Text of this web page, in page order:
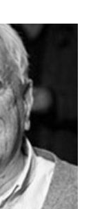
জালালের
সম্মানে
সাহিত্য
আড্ডা"